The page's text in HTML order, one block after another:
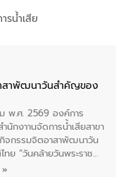
รน้ำเสีย
สาพัฒนาวันสําคัญของ
พ.ศ. 2569 องค์การ
นักงาานจัดการน้ำเสียสาขา
จกรรมจิตอาสาพัฒนาวัน
ย “วันคล้ายวันพระราช
นางเจ้าสิริกิติ์พระบรม
»